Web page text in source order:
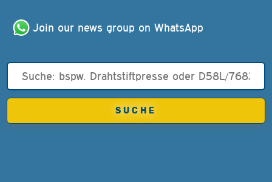
Join our news group on WhatsApp